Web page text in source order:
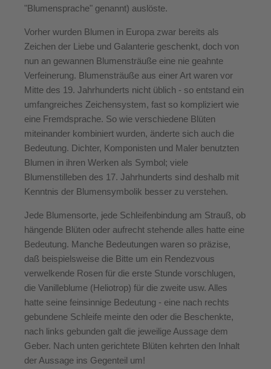
"Blumensprache" genannt) auslöste.
Vorher wurden Blumen in Europa zwar bereits als
Zeichen der Liebe und Galanterie geschenkt, doch von
nun an gewannen Blumensträuße eine nie geahnte
Verfeinerung. Blumensträuße aus einer Art waren vor
Mitte des 19. Jahrhunderts nicht üblich - so entstand ein
umfangreiches Zeichensystem, fast so kompliziert wie
eine Fremdsprache. So wie verschiedene Blüten
miteinander kombiniert wurden, änderte sich auch die
Bedeutung. Dichter, Komponisten und Maler benutzten
Blumen in ihren Werken als Symbol; viele
Blumenstilleben des 17. Jahrhunderts sind deshalb mit
Kenntnis der Blumensymbolik besser zu verstehen.
Jede Blumensorte, jede Schleifenbindung am Strauß, ob
hängende Blüten oder aufrecht stehende alles hatte eine
Bedeutung. Manche Bedeutungen waren so präzise,
daß beispielsweise die Bitte um ein Rendezvous
verwelkende Rosen für die erste Stunde vorschlugen,
die Vanilleblume (Heliotrop) für die zweite usw. Alles
hatte seine feinsinnige Bedeutung - eine nach rechts
gebundene Schleife meinte den oder die Beschenkte,
nach links gebunden galt die jeweilige Aussage dem
Geber. Nach unten gerichtete Blüten kehrten den Inhalt
der Aussage ins Gegenteil um!